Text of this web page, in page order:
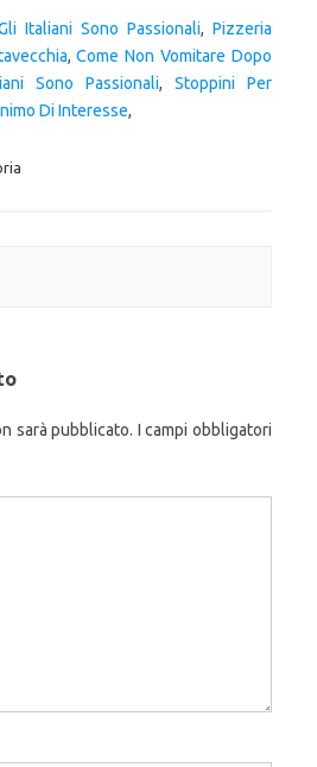
Italiani Sono Passionali, Pizzeria
,Come Non Vomitare Dopo
Sono Passionali, Stoppini Per
Di Interesse,
sarà pubblicato. I campi obbligatori